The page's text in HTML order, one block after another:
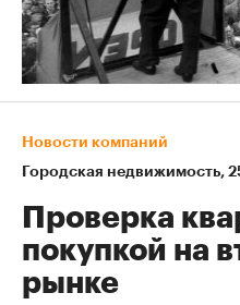
Новости компаний
Городская недвижимость⁠,
Проверка
покупкой на
рынке